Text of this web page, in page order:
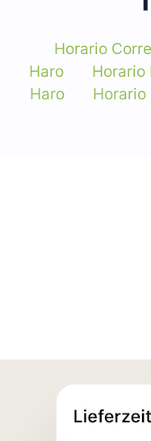
Horario
Haro
Horario
Haro
Horario